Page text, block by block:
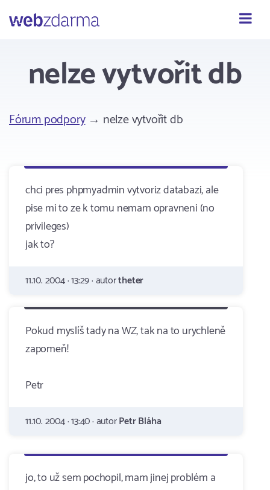
Webzdarma
nelze vytvořit db
Fórum podpory→ nelze vytvořit db
chci pres phpmyadmin vytvoriz databazi, ale
pise mi to ze k tomu nemam opravneni (no
privileges)
jak to?
11.10. 2004 · 13:29 · autortheter
Pokud myslíš tady na WZ, tak na to urychleně
zapomeň!
Petr
11.10. 2004 · 13:40 · autorPetr Bláha
jo, to už sem pochopil, mam jinej problém a